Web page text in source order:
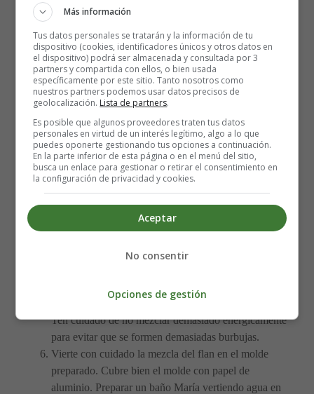
medio. Añade el azúcar granulado. Llevar a
ebullición suavemente, agitando la cacerola varias
veces hasta que el azúcar se disuelva por completo.
Cocinar durante unos 5 minutos hasta que la mezcla
esté dorada. Ten cuidado de no chamuscar el
caramelo.
Vierte con cuidado la salsa de caramelo de café en el
molde para flan. Reservar y dejar que se enfríe y
endurezca.
En un bol mediano, añade el café instantáneo y el
agua caliente, batiendo hasta que el café se haya
disuelto. Añadir los huevos de uno en uno, batiendo
bien entre cada adición. Continuar con las yemas de
Una vez incorporados todos los huevos y las yemas,
vainilla, batiendo suavemente hasta que se combinen.
Ten cuidado de no mezclar demasiado enérgicamente
para evitar que se formen demasiadas burbujas.
Vierte con cuidado la mezcla del flan en el molde
preparado. Cubre bien el molde con papel de
aluminio. Preparar un baño María vertiendo agua en
Más información
Tus datos personales se tratarán y la información de tu
dispositivo (cookies, identificadores únicos y otros datos en
el dispositivo) podrá ser almacenada y consultada por 3
partners y compartida con ellos, o bien usada
específicamente por este sitio. Tanto nosotros como
nuestros partners podemos usar datos precisos de
geolocalización. Lista de partners.
Es posible que algunos proveedores traten tus datos
personales en virtud de un interés legítimo, algo a lo que
puedes oponerte gestionando tus opciones a continuación.
En la parte inferior de esta página o en el menú del sitio,
busca un enlace para gestionar o retirar el consentimiento en
la configuración de privacidad y cookies.
Aceptar
No consentir
Opciones de gestión